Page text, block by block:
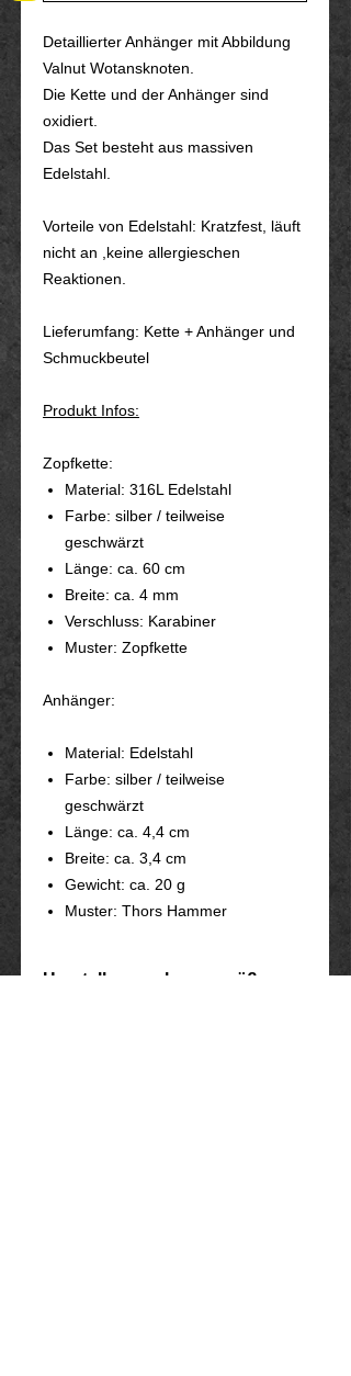
Detaillierter Anhänger mit Abbildung
Valnut Wotansknoten.
Die Kette und der Anhänger sind
oxidiert.
Das Set besteht aus massiven
Edelstahl.
Vorteile von Edelstahl: Kratzfest, läuft
nicht an ,keine allergieschen
Reaktionen.
Lieferumfang: Kette + Anhänger und
Schmuckbeutel
Produkt Infos:
Zopfkette:
Material: 316L Edelstahl
Farbe: silber / teilweise
geschwärzt
Länge: ca. 60 cm
Breite: ca. 4 mm
Verschluss: Karabiner
Muster: Zopfkette
Anhänger:
Material: Edelstahl
Farbe: silber / teilweise
geschwärzt
Länge: ca. 4,4 cm
Breite: ca. 3,4 cm
Gewicht: ca. 20 g
Muster: Thors Hammer
Herstellerangaben gemäß